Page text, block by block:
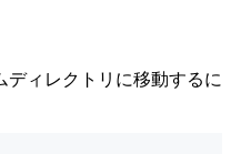
ディレクトリに移動するに